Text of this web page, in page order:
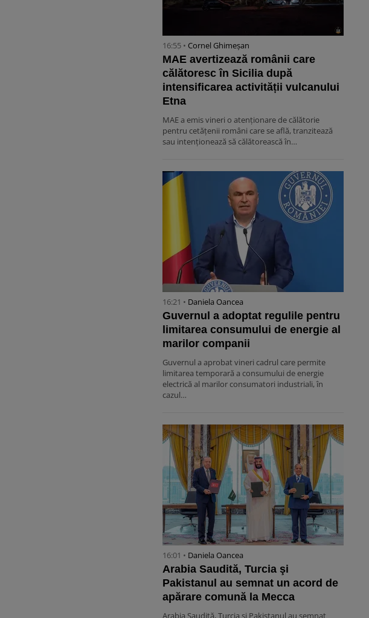
16:55 • Cornel Ghimeșan
MAE avertizează românii care
călătoresc în Sicilia după
intensificarea activității vulcanului
Etna
MAE a emis vineri o atenționare de călătorie
pentru cetățenii români care se află, tranzitează
sau intenționează să călătorească în…
16:21 • Daniela Oancea
Guvernul a adoptat regulile pentru
limitarea consumului de energie al
marilor companii
Guvernul a aprobat vineri cadrul care permite
limitarea temporară a consumului de energie
electrică al marilor consumatori industriali, în
cazul…
16:01 • Daniela Oancea
Arabia Saudită, Turcia şi
Pakistanul au semnat un acord de
apărare comună la Mecca
Arabia Saudită, Turcia şi Pakistanul au semnat